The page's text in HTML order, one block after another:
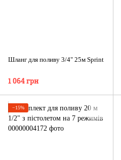
Шланг для поливу 3/4" 25м Sprint
1 064 грн
−15%